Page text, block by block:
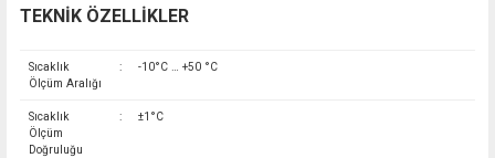
TEKNİK ÖZELLİKLER
Sıcaklık
Ölçüm Aralığı
: -10°C … +50 °C
Sıcaklık
Ölçüm
Doğruluğu
: ±1°C